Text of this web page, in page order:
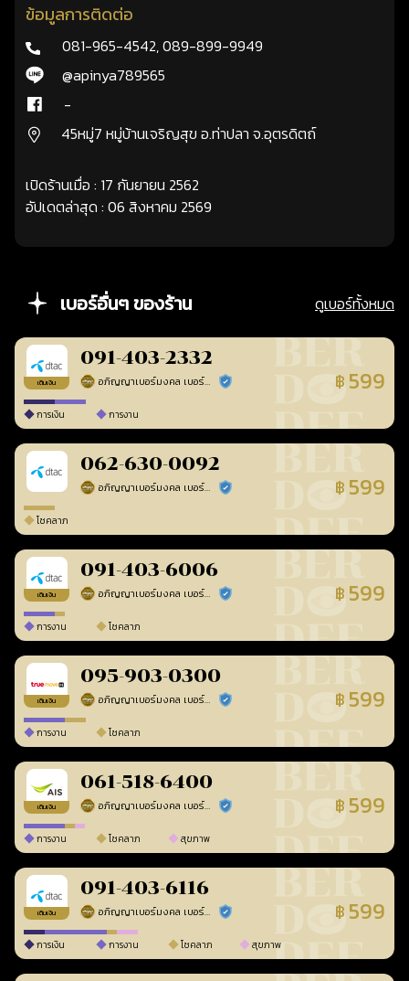
ข้อมูลการติดต่อ
081-965-4542,089-899-9949
@apinya789565
-
45หมู่7 หมู่บ้านเจริญสุข อ.ท่าปลา จ.อุตรดิตถ์
เปิดร้านเมื่อ : 17 กันยายน 2562
อัปเดตล่าสุด : 06 สิงหาคม 2569
เบอร์อื่นๆ ของร้าน ดูเบอร์ทั้งหมด
เติมเงิน
091-403-2332
อภิญญาเบอร์มงคล เบอร์สวยเลขศาสตร์ ร้านยืนยันแล้ว ฿ 599
การเงิน การงาน
062-630-0092
อภิญญาเบอร์มงคล เบอร์สวยเลขศาสตร์ ร้านยืนยันแล้ว ฿ 599
โชคลาภ
เติมเงิน
091-403-6006
อภิญญาเบอร์มงคล เบอร์สวยเลขศาสตร์ ร้านยืนยันแล้ว ฿ 599
การงาน โชคลาภ
เติมเงิน
095-903-0300
อภิญญาเบอร์มงคล เบอร์สวยเลขศาสตร์ ร้านยืนยันแล้ว ฿ 599
การงาน โชคลาภ
เติมเงิน
061-518-6400
อภิญญาเบอร์มงคล เบอร์สวยเลขศาสตร์ ร้านยืนยันแล้ว ฿ 599
การงาน โชคลาภ สุขภาพ
เติมเงิน
091-403-6116
อภิญญาเบอร์มงคล เบอร์สวยเลขศาสตร์ ร้านยืนยันแล้ว ฿ 599
การเงิน การงาน โชคลาภ สุขภาพ